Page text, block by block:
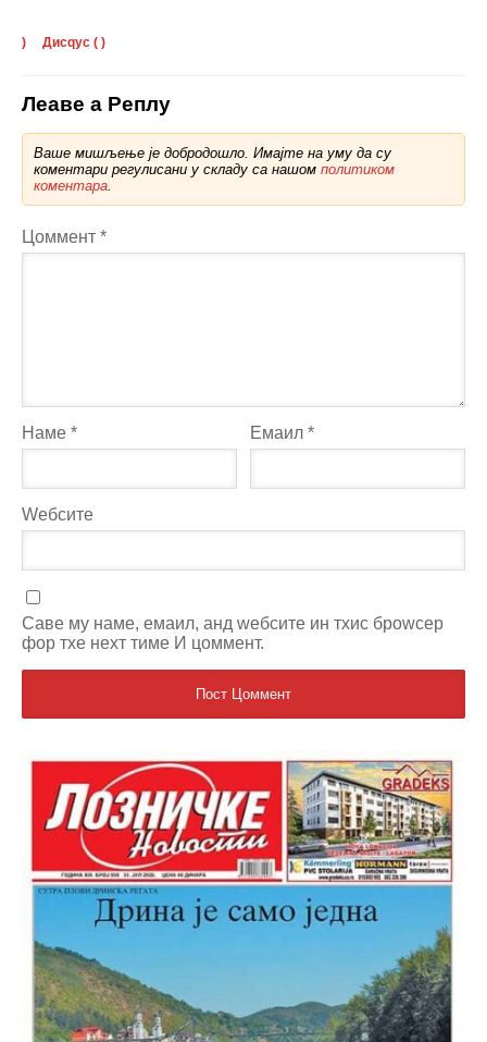
) Дисqус ( )
Леаве а Реплy
Ваше мишљење је добродошло. Имајте на уму да су
коментари регулисани у складу са нашом политиком
коментара.
Цоммент *
Наме * Емаил*
Wебсите
Саве мy наме, емаил, анд wебсите ин тхис броwсер
фор тхе неxт тиме И цоммент.